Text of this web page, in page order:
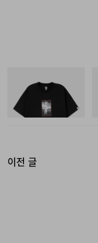
BILLIONAIRE BOYS CLUB X
INITIAL D COTTON T-SHIRT
쇼핑하기
이전 글